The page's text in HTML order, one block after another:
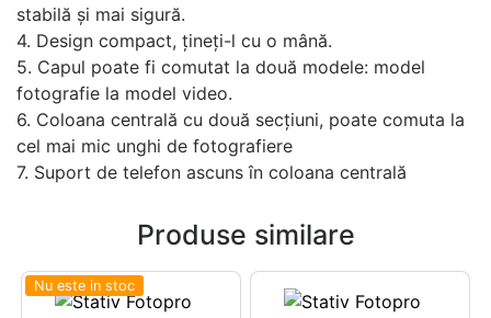
stabilă și mai sigură.
4. Design compact, țineți-l cu o mână.
5. Capul poate fi comutat la două modele: model
fotografie la model video.
6. Coloana centrală cu două secțiuni, poate comuta la
cel mai mic unghi de fotografiere
7. Suport de telefon ascuns în coloana centrală
Produse similare
Nu este in stoc